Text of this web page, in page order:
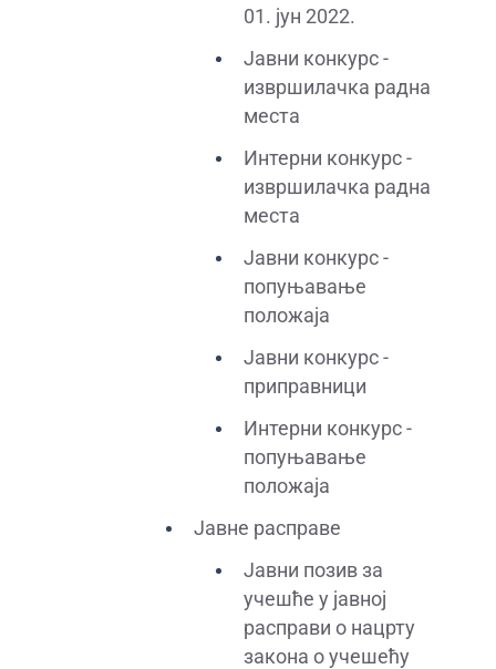
01. јун 2022.
Јавни конкурс -
извршилачка радна
места
Интерни конкурс -
извршилачка радна
места
Јавни конкурс -
попуњавање
положаја
Јавни конкурс -
приправници
Интерни конкурс -
попуњавање
положаја
Јавне расправе
Јавни позив за
учешће у јавној
расправи о нацрту
закона о учешећу